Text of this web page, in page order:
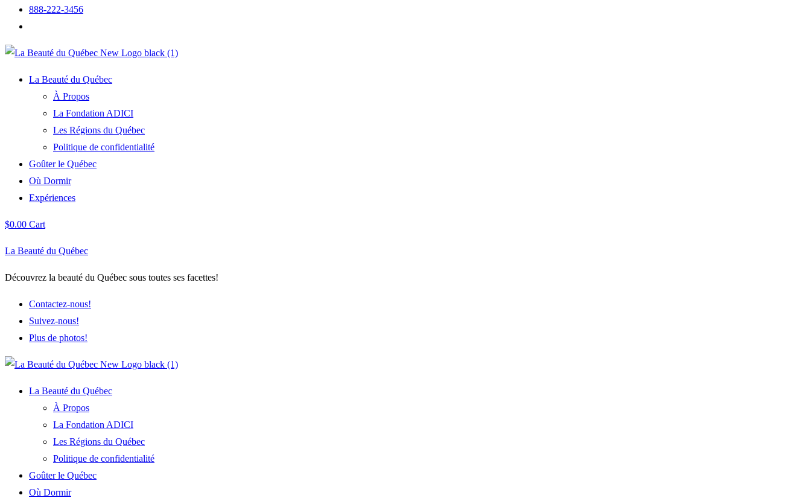
888-222-3456
La Beauté du Québec
À Propos
La Fondation ADICI
Les Régions du Québec
Politique de confidentialité
Goûter le Québec
Où Dormir
Expériences
$0.00 Cart
La Beauté du Québec
Découvrez la beauté du Québec sous toutes ses facettes!
Contactez-nous!
Suivez-nous!
Plus de photos!
La Beauté du Québec
À Propos
La Fondation ADICI
Les Régions du Québec
Politique de confidentialité
Goûter le Québec
Où Dormir